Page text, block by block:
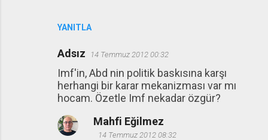
YANITLA
Adsız 14 Temmuz 2012 00:32
Imf'in, Abd nin politik baskısına karşı
herhangi bir karar mekanizması var mı
hocam. Özetle Imf nekadar özgür?
Mahfi Eğilmez
14 Temmuz 2012 08:32